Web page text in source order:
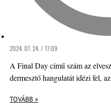
2024. 07. 24. / 17:09
A Final Day című szám az
dermesztő hangulatát idézi fel,
TOVÁBB »